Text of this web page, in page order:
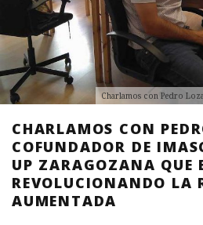
Charlamos con Pedro
CHARLAMOS CON
COFUNDADOR DE
UP ZARAGOZANA QUE
REVOLUCIONANDO LA
AUMENTADA